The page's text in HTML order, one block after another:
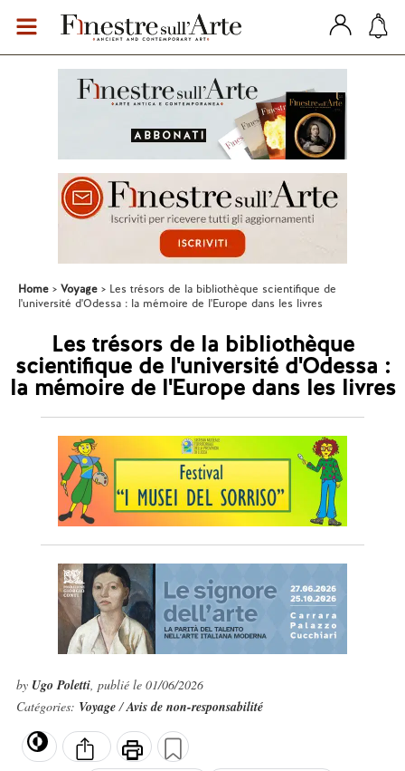
Home Voyage
Les trésors de la bibliothèque scientifique de
l'université d'Odessa : la mémoire de l'Europe dans les livres
Les trésors de la bibliothèque
scientifique de l'université d'Odessa :
la mémoire de l'Europe dans les livres
by Ugo Poletti, publié le 01/06/2026
Catégories: Voyage/Avis de non-responsabilité